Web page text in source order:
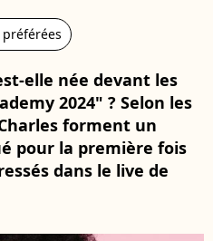
elle née devant les
2024" ? Selon les
forment un
pour la première fois
dans le live de